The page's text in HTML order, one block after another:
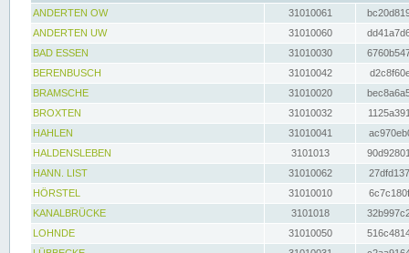
ANDERTEN OW
31010061
ANDERTEN UW
31010060
BAD ESSEN
31010030
BERENBUSCH
31010042
BRAMSCHE
31010020
BROXTEN
31010032
HAHLEN
31010041
HALDENSLEBEN
3101013
HANN. LIST
31010062
HÖRSTEL
31010010
KANALBRÜCKE
3101018
LOHNDE
31010050